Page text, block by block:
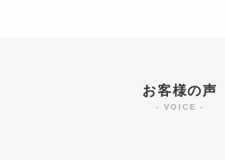
お客様の声
- VOICE -